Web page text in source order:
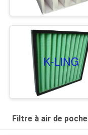
Filtre à air de poche